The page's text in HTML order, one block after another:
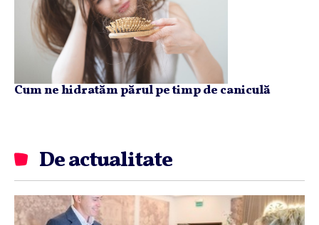
Cum ne hidratăm părul pe timp de caniculă
De actualitate